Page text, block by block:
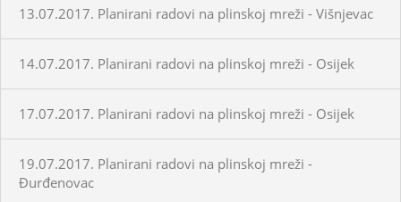
13.07.2017. Planirani radovi na plinskoj mreži - Višnjevac
14.07.2017. Planirani radovi na plinskoj mreži - Osijek
17.07.2017. Planirani radovi na plinskoj mreži - Osijek
19.07.2017. Planirani radovi na plinskoj mreži -
Đurđenovac